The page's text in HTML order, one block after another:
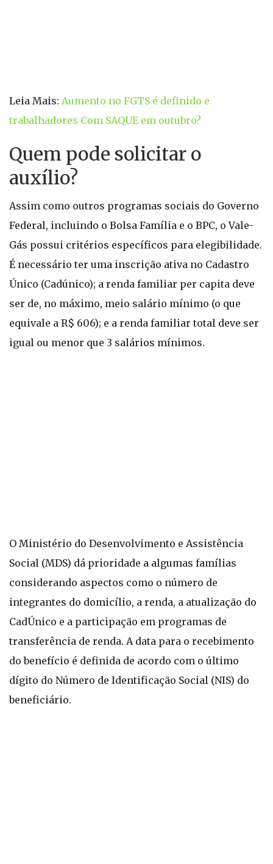
Leia Mais: Aumento no FGTS é definido e
trabalhadores Com SAQUE em outubro?
Quem pode solicitar o
auxílio?
Assim como outros programas sociais do Governo
Federal, incluindo o Bolsa Família e o BPC, o Vale-
Gás possui critérios específicos para elegibilidade.
É necessário ter uma inscrição ativa no Cadastro
Único (Cadúnico); a renda familiar per capita deve
ser de, no máximo, meio salário mínimo (o que
equivale a R$ 606); e a renda familiar total deve ser
igual ou menor que 3 salários mínimos.
O Ministério do Desenvolvimento e Assistência
Social (MDS) dá prioridade a algumas famílias
considerando aspectos como o número de
integrantes do domicílio, a renda, a atualização do
CadÚnico e a participação em programas de
transferência de renda. A data para o recebimento
do benefício é definida de acordo com o último
dígito do Número de Identificação Social (NIS) do
beneficiário.